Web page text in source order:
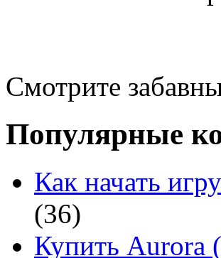
Смотрите
Популярные
Как начать
(36)
Купить Aurora